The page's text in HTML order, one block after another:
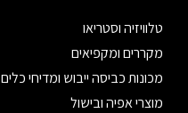
טלוויזיה וסטריאו
מקררים ומקפיאים
מכונות כביסה ייבוש ומדיחי כלים
מוצרי אפיה ובישול